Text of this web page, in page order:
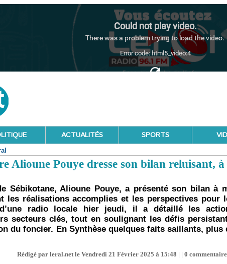
ACTUALITÉS SPORTS
Alioune Pouye dresse son bilan reluisant, à
Sébikotane, Alioune Pouye, a présenté son bilan à
les réalisations accomplies et les perspectives pour
radio locale hier jeudi, il a détaillé les
secteurs clés, tout en soulignant les défis
du foncier. En Synthèse quelques faits saillants, plus
Rédigé par leral.net le Vendredi 21 Février 2025 à 15:48 | | 0